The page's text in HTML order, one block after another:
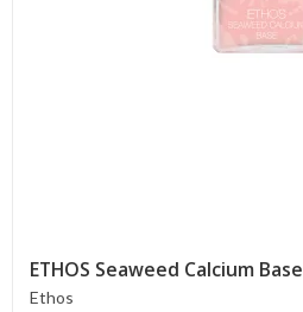
ETHOS Seaweed Calcium Base
Ethos